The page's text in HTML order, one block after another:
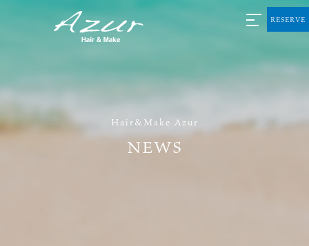
Hair&Make Azur
NEWS
RESERVE